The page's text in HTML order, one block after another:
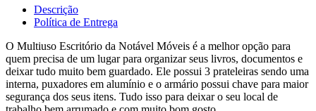
Descrição
Política de Entrega
O Multiuso Escritório da Notável Móveis é a melhor opção para
quem precisa de um lugar para organizar seus livros, documentos e
deixar tudo muito bem guardado. Ele possui 3 prateleiras sendo uma
interna, puxadores em alumínio e o armário possui chave para maior
segurança dos seus itens. Tudo isso para deixar o seu local de